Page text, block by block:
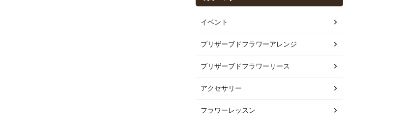
イベント
プリザーブドフラワーアレンジ
プリザーブドフラワーリース
アクセサリー
フラワーレッスン